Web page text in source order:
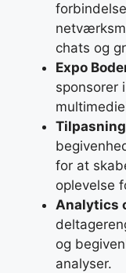
chats og
Expo
sponsorer
for at
oplevelse
Analytics
og
analyser.